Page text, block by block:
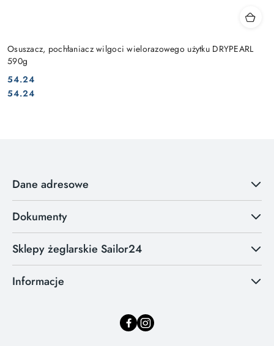
Osuszacz, pochłaniacz wilgoci wielorazowego użytku DRYPEARL
590g
Cena:
54.24
Cena:
54.24
Dane adresowe
Dokumenty
Sklepy żeglarskie Sailor24
Informacje